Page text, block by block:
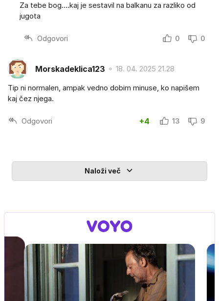
Za tebe bog....kaj je sestavil na balkanu za razliko od
jugota
Odgovori 0 0
Morskadeklica123 18. 04. 2025 21.28
Tip ni normalen, ampak vedno dobim minuse, ko napišem
kaj čez njega.
Odgovori +4 13 9
Naloži več